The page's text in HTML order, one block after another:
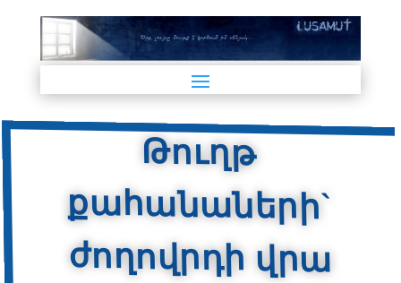
Թուղթ
քահանաների`
ժողովրդի վրա
տեսուչ լինելու